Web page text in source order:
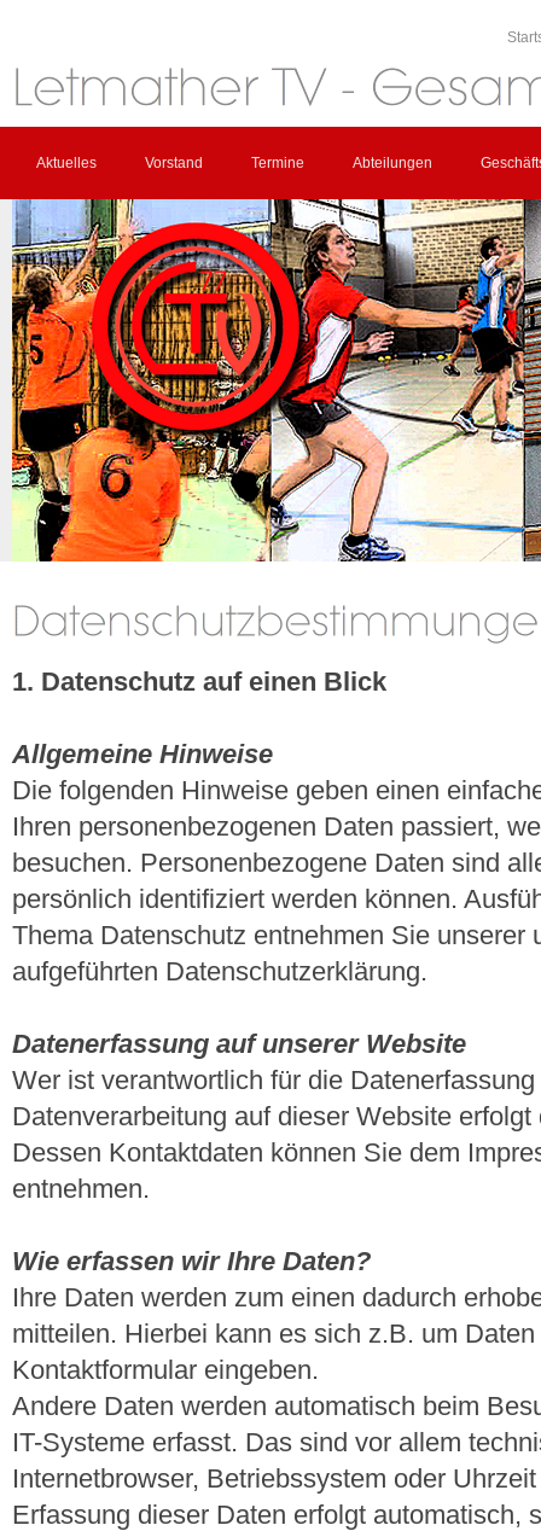
Aktuelles Vorstand Termine Abteilungen
1. Datenschutz auf einen Blick
Allgemeine Hinweise
Die folgenden Hinweise geben einen
Ihren personenbezogenen Daten passiert,
besuchen. Personenbezogene Daten sind
persönlich identifiziert werden können.
Thema Datenschutz entnehmen Sie unserer
aufgeführten Datenschutzerklärung.
Datenerfassung auf unserer Website
Wer ist verantwortlich für die
Datenverarbeitung auf dieser Website
Dessen Kontaktdaten können Sie dem
entnehmen.
Wie erfassen wir Ihre Daten?
Ihre Daten werden zum einen dadurch
mitteilen. Hierbei kann es sich z.B. um
Kontaktformular eingeben.
Andere Daten werden automatisch beim
IT-Systeme erfasst. Das sind vor allem
Internetbrowser, Betriebssystem oder
Erfassung dieser Daten erfolgt automatisch,